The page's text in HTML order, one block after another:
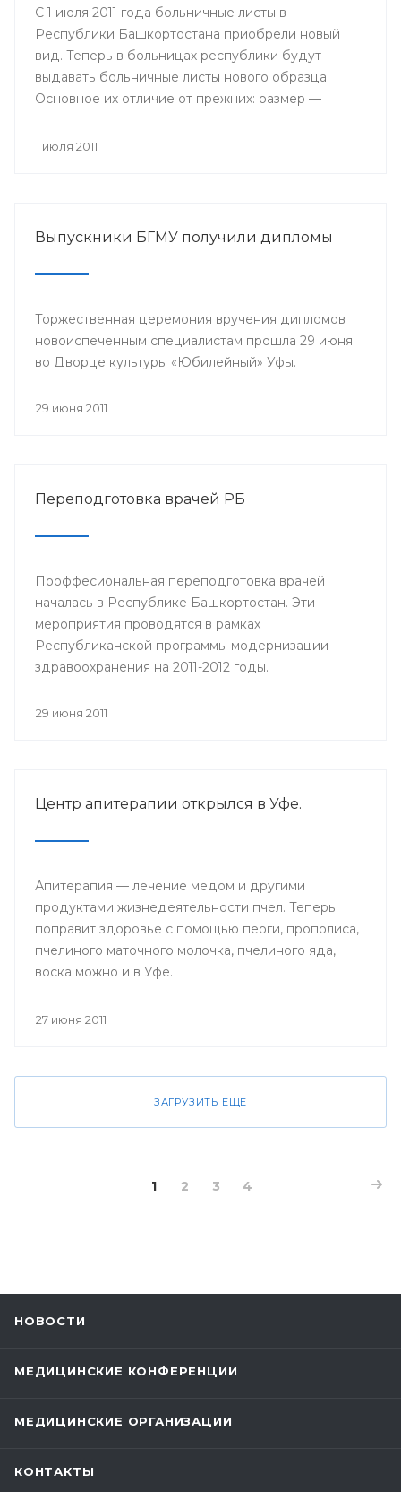
С 1 июля 2011 года больничные листы в
Республики Башкортостана приобрели новый
вид. Теперь в больницах республики будут
выдавать больничные листы нового образца.
Основное их отличие от прежних: размер —
поля на голубом поле, в центре размещается
работу, страховой стаж и средний заработок.
1 июля 2011
Выпускники БГМУ получили дипломы
Торжественная церемония вручения дипломов
новоиспеченным специалистам прошла 29 июня
во Дворце культуры «Юбилейный» Уфы.
29 июня 2011
Переподготовка врачей РБ
Проффесиональная переподготовка врачей
началась в Республике Башкортостан. Эти
мероприятия проводятся в рамках
Республиканской программы модернизации
здравоохранения на 2011-2012 годы.
29 июня 2011
Центр апитерапии открылся в Уфе.
Апитерапия — лечение медом и другими
продуктами жизнедеятельности пчел. Теперь
поправит здоровье с помощью перги, прополиса,
пчелиного маточного молочка, пчелиного яда,
воска можно и в Уфе.
27 июня 2011
ЗАГРУЗИТЬ ЕЩЕ
1 2 3 4
НОВОСТИ
МЕДИЦИНСКИЕ КОНФЕРЕНЦИИ
МЕДИЦИНСКИЕ ОРГАНИЗАЦИИ
КОНТАКТЫ